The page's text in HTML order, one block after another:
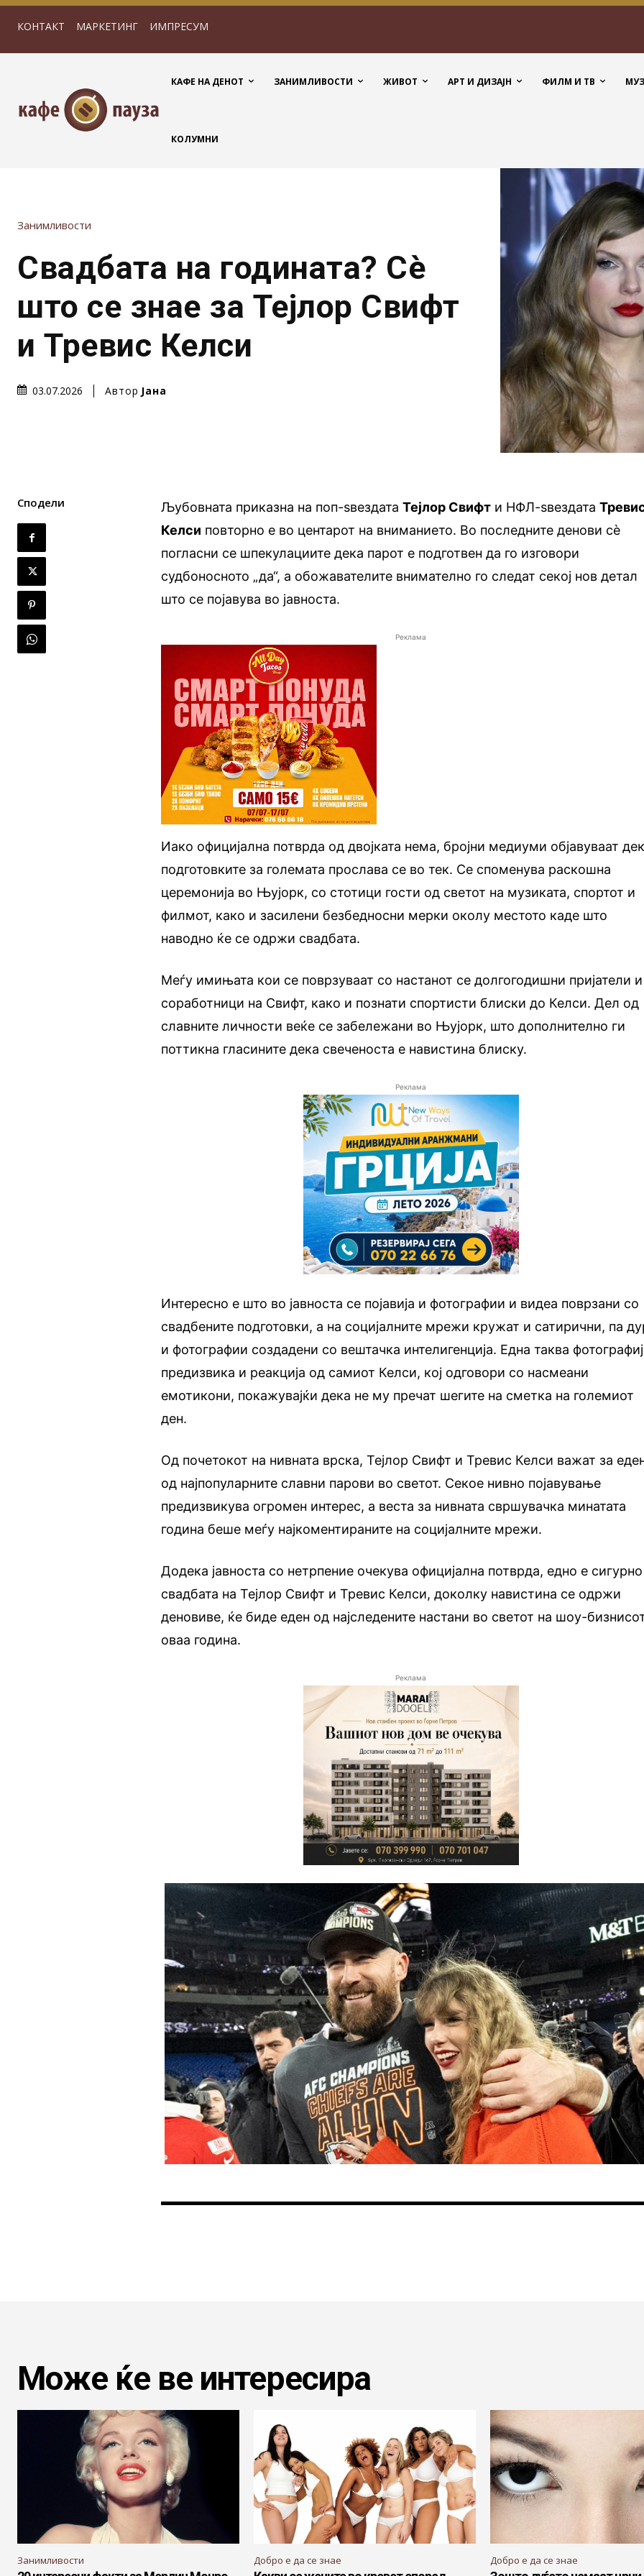
КОНТАКТ МАРКЕТИНГ ИМПРЕСУМ
КАФЕ НА ДЕНОТ ЗАНИМЛИВОСТИ ЖИВОТ АРТ И ДИЗАЈН ФИЛМ И ТВ
КОЛУМНИ
Занимливости
Свадбата на годината? Сè
што се знае за Тејлор Свифт
и Тревис Келси
03.07.2026 Автор Јана
Сподели Љубовната приказна на поп-ѕвездатаТејлор Свифт и НФЛ-ѕвездата
Келси повторно е во центарот на вниманието. Во последните денови сè
погласни се шпекулациите дека парот е подготвен да го изговори
судбоносното „да“, а обожавателите внимателно го следат секој нов детал
што се појавува во јавноста.
Реклама
Иако официјална потврда од двојката нема, бројни медиуми објавуваат
подготовките за големата прослава се во тек. Се споменува раскошна
церемонија во Њујорк, со стотици гости од светот на музиката, спортот и
филмот, како и засилени безбедносни мерки околу местото каде што
наводно ќе се одржи свадбата.
Меѓу имињата кои се поврзуваат со настанот се долгогодишни пријатели и
соработници на Свифт, како и познати спортисти блиски до Келси. Дел од
славните личности веќе се забележани во Њујорк, што дополнително ги
поттикна гласините дека свеченоста е навистина блиску.
Реклама
Интересно е што во јавноста се појавија и фотографии и видеа поврзани со
свадбените подготовки, а на социјалните мрежи кружат и сатирични, па
и фотографии создадени со вештачка интелигенција. Една таква
предизвика и реакција од самиот Келси, кој одговори со насмеани
емотикони, покажувајќи дека не му пречат шегите на сметка на големиот
ден.
Од почетокот на нивната врска, Тејлор Свифт и Тревис Келси важат за
од најпопуларните славни парови во светот. Секое нивно појавување
предизвикува огромен интерес, а веста за нивната свршувачка минатата
година беше меѓу најкоментираните на социјалните мрежи.
Додека јавноста со нетрпение очекува официјална потврда, едно е
свадбата на Тејлор Свифт и Тревис Келси, доколку навистина се одржи
деновиве, ќе биде еден од најследените настани во светот на шоу-
оваа година.
Реклама
Може ќе ве интересира
Занимливости Добро е да се знае Добро е да се знае